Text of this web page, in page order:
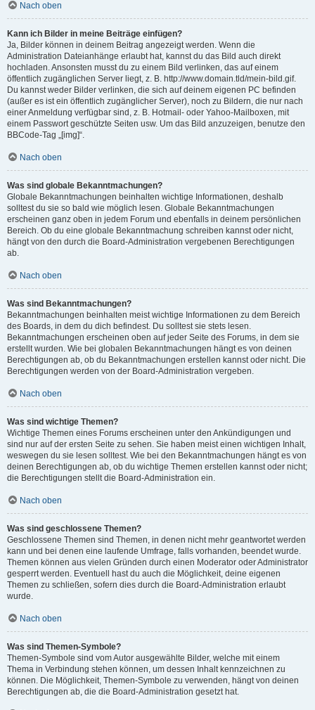
Nach oben
Kann ich Bilder in meine Beiträge einfügen?
Ja, Bilder können in deinem Beitrag angezeigt werden. Wenn die
Administration Dateianhänge erlaubt hat, kannst du das Bild auch direkt
hochladen. Ansonsten musst du zu einem Bild verlinken, das auf einem
öffentlich zugänglichen Server liegt, z. B. http://www.domain.tld/mein-bild.gif.
Du kannst weder Bilder verlinken, die sich auf deinem eigenen PC befinden
(außer es ist ein öffentlich zugänglicher Server), noch zu Bildern, die nur nach
einer Anmeldung verfügbar sind, z. B. Hotmail- oder Yahoo-Mailboxen, mit
einem Passwort geschützte Seiten usw. Um das Bild anzuzeigen, benutze den
BBCode-Tag „[img]“.
Nach oben
Was sind globale Bekanntmachungen?
Globale Bekanntmachungen beinhalten wichtige Informationen, deshalb
solltest du sie so bald wie möglich lesen. Globale Bekanntmachungen
erscheinen ganz oben in jedem Forum und ebenfalls in deinem persönlichen
Bereich. Ob du eine globale Bekanntmachung schreiben kannst oder nicht,
hängt von den durch die Board-Administration vergebenen Berechtigungen
ab.
Nach oben
Was sind Bekanntmachungen?
Bekanntmachungen beinhalten meist wichtige Informationen zu dem Bereich
des Boards, in dem du dich befindest. Du solltest sie stets lesen.
Bekanntmachungen erscheinen oben auf jeder Seite des Forums, in dem sie
erstellt wurden. Wie bei globalen Bekanntmachungen hängt es von deinen
Berechtigungen ab, ob du Bekanntmachungen erstellen kannst oder nicht. Die
Berechtigungen werden von der Board-Administration vergeben.
Nach oben
Was sind wichtige Themen?
Wichtige Themen eines Forums erscheinen unter den Ankündigungen und
sind nur auf der ersten Seite zu sehen. Sie haben meist einen wichtigen Inhalt,
weswegen du sie lesen solltest. Wie bei den Bekanntmachungen hängt es von
deinen Berechtigungen ab, ob du wichtige Themen erstellen kannst oder nicht;
die Berechtigungen stellt die Board-Administration ein.
Nach oben
Was sind geschlossene Themen?
Geschlossene Themen sind Themen, in denen nicht mehr geantwortet werden
kann und bei denen eine laufende Umfrage, falls vorhanden, beendet wurde.
Themen können aus vielen Gründen durch einen Moderator oder Administrator
gesperrt werden. Eventuell hast du auch die Möglichkeit, deine eigenen
Themen zu schließen, sofern dies durch die Board-Administration erlaubt
wurde.
Nach oben
Was sind Themen-Symbole?
Themen-Symbole sind vom Autor ausgewählte Bilder, welche mit einem
Thema in Verbindung stehen können, um dessen Inhalt kennzeichnen zu
können. Die Möglichkeit, Themen-Symbole zu verwenden, hängt von deinen
Berechtigungen ab, die die Board-Administration gesetzt hat.